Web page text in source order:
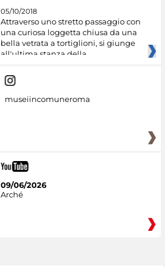
05/10/2018
Attraverso uno stretto passaggio con
una curiosa loggetta chiusa da una
bella vetrata a tortiglioni, si giunge
all'ultima stanza della
museiincomuneroma
09/06/2026
Arché